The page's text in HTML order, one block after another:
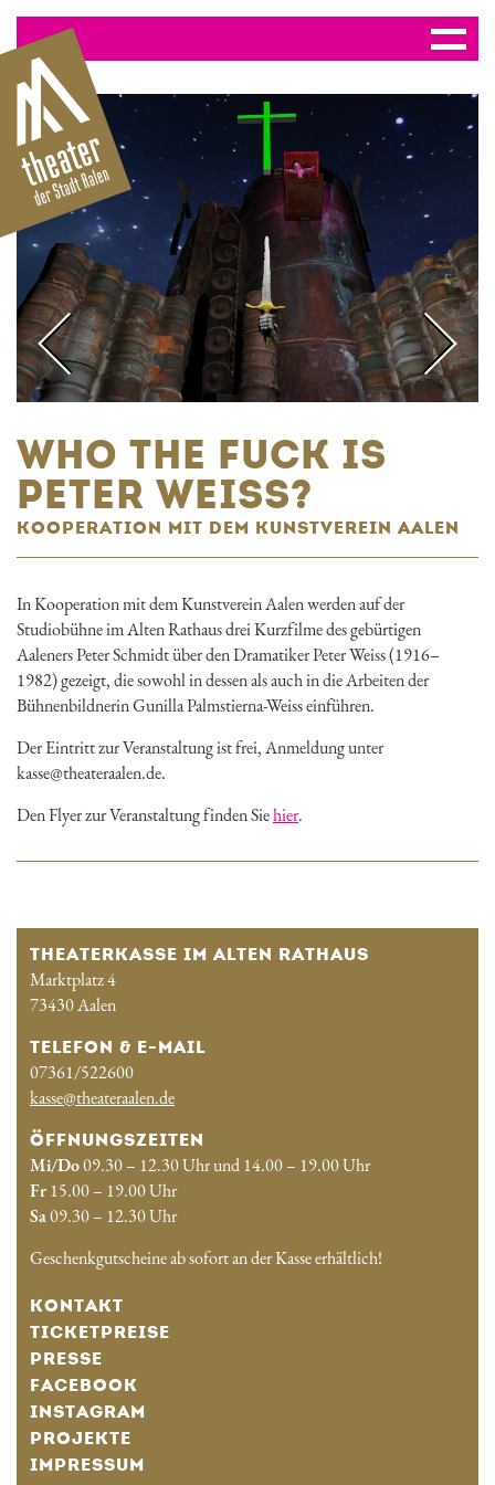
WHO THE FUCK IS
PETER WEISS?
KOOPERATION MIT DEM KUNSTVEREIN AALEN
In Kooperation mit dem Kunstverein Aalen werden auf der
Studiobühne im Alten Rathaus drei Kurzfilme des gebürtigen
Aaleners Peter Schmidt über den Dramatiker Peter Weiss (1916–
1982) gezeigt, die sowohl in dessen als auch in die Arbeiten der
Bühnenbildnerin Gunilla Palmstierna-Weiss einführen.
Der Eintritt zur Veranstaltung ist frei, Anmeldung unter
kasse@theateraalen.de.
Den Flyer zur Veranstaltung finden Siehier.
THEATERKASSE IM ALTEN RATHAUS
Marktplatz 4
73430 Aalen
TELEFON & E-MAIL
07361/522600
kasse@theateraalen.de
ÖFFNUNGSZEITEN
Mi/Do09.30 – 12.30 Uhr und 14.00 – 19.00 Uhr
Fr15.00 – 19.00 Uhr
Sa09.30 – 12.30 Uhr
Geschenkgutscheine ab sofort an der Kasse erhältlich!
KONTAKT
TICKETPREISE
PRESSE
FACEBOOK
INSTAGRAM
PROJEKTE
IMPRESSUM